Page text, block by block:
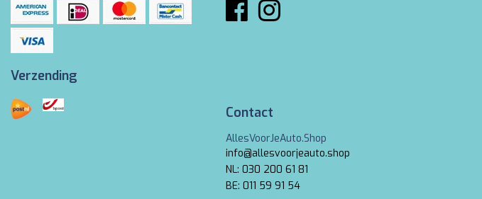
Verzending
Contact
AllesVoorJeAuto.Shop
info@allesvoorjeauto.shop
NL: 030 200 61 81
BE: 011 59 91 54